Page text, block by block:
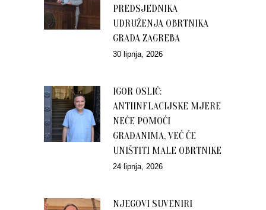
PREDSJEDNIKA
UDRUŽENJA OBRTNIKA
GRADA ZAGREBA
30 lipnja, 2026
IGOR OSLIĆ:
ANTIINFLACIJSKE MJERE
NEĆE POMOĆI
GRAĐANIMA, VEĆ ĆE
UNIŠTITI MALE OBRTNIKE
24 lipnja, 2026
NJEGOVI SUVENIRI